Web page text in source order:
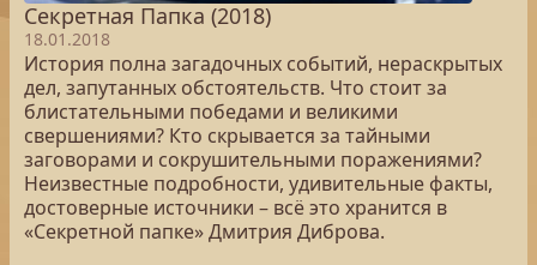
Секретная Папка (2018)
18.01.2018
История полна загадочных событий, нераскрытых
дел, запутанных обстоятельств. Что стоит за
блистательными победами и великими
свершениями? Кто скрывается за тайными
заговорами и сокрушительными поражениями?
Неизвестные подробности, удивительные факты,
достоверные источники – всё это хранится в
«Секретной папке» Дмитрия Диброва.